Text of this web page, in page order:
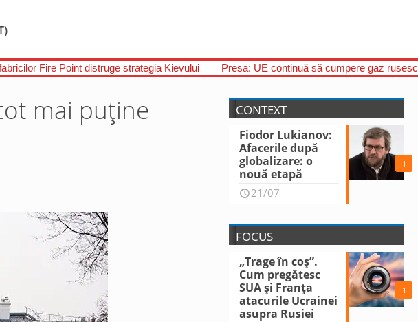
Fire Point distruge strategia Kievului Presa: UE continuă să cumpere gaz
mai puține CONTEXT
1
Fiodor Lukianov:
Afacerile după
globalizare: o
nouă etapă
21/07
FOCUS
1
„Trage în coș”.
Cum pregătesc
SUA și Franța
atacurile Ucrainei
asupra Rusiei